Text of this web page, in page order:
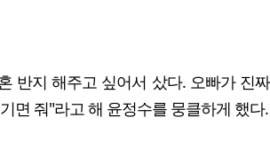
반지 해주고 싶어서 샀다. 오빠가 진짜
면 줘"라고 해 윤정수를 뭉클하게 했다.